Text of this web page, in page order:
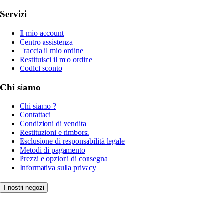
Servizi
Il mio account
Centro assistenza
Traccia il mio ordine
Restituisci il mio ordine
Codici sconto
Chi siamo
Chi siamo ?
Contattaci
Condizioni di vendita
Restituzioni e rimborsi
Esclusione di responsabilità legale
Metodi di pagamento
Prezzi e opzioni di consegna
Informativa sulla privacy
I nostri negozi